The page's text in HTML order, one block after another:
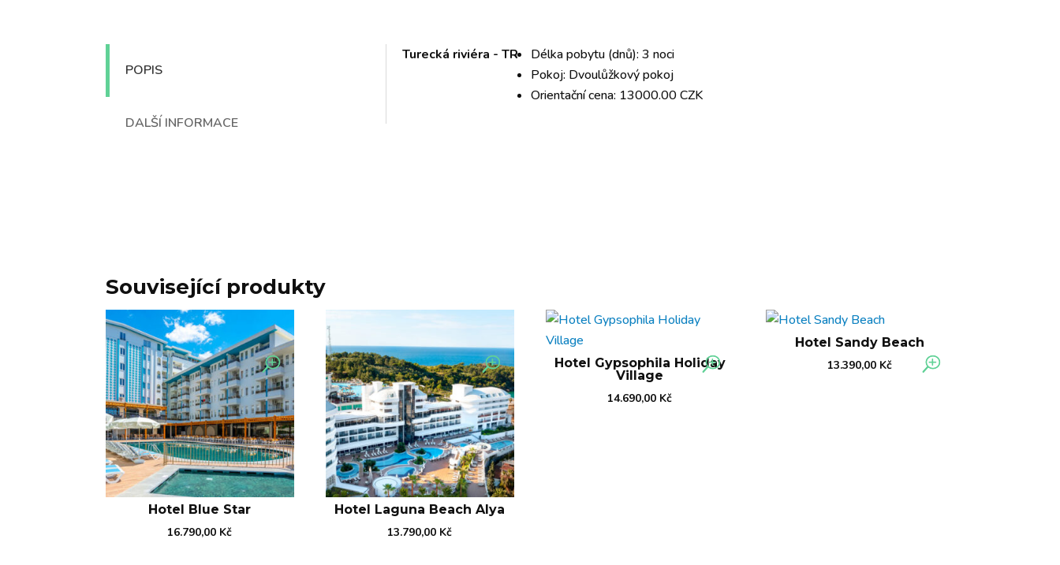
POPIS
DALŠÍ INFORMACE
Turecká riviéra - TR
Délka pobytu (dnů): 3 noci
Pokoj: Dvoulůžkový pokoj
Orientační cena: 13000.00 CZK
Související produkty
Hotel Blue Star
16.790,00 Kč
Hotel Laguna Beach Alya
13.790,00 Kč
Hotel Gypsophila Holiday
Village
14.690,00 Kč
Hotel Sandy Beach
13.390,00 Kč